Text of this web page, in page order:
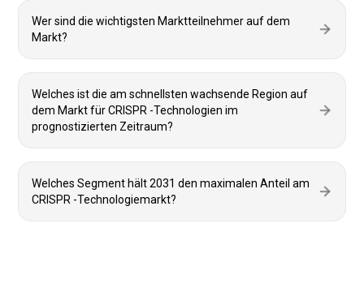
Wer sind die wichtigsten Marktteilnehmer auf dem
Markt?
Welches ist die am schnellsten wachsende Region auf
dem Markt für CRISPR -Technologien im
prognostizierten Zeitraum?
Welches Segment hält 2031 den maximalen Anteil am
CRISPR -Technologiemarkt?